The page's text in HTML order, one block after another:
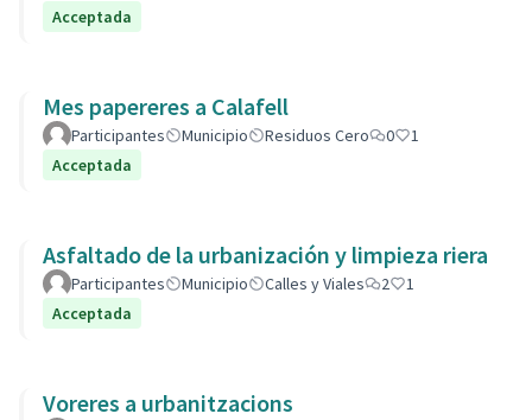
Acceptada
Mes papereres a Calafell
Participantes Municipio Residuos Cero 0
1
Acceptada
Asfaltado de la urbanización y limpieza riera
Participantes Municipio Calles y Viales 2
1
Acceptada
Voreres a urbanitzacions